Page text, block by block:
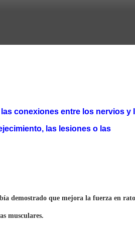
conexiones entre los nervios y
las lesiones o las
demostrado que mejora la fuerza en
musculares.